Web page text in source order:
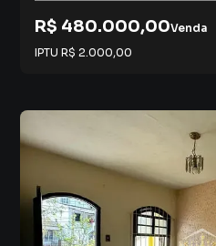
R$ 480.000,00Venda
IPTU R$ 2.000,00